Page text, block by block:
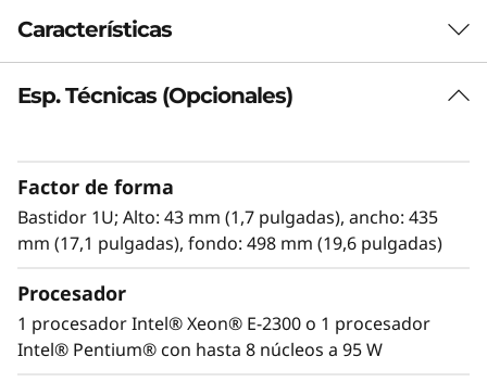
Características
Elevada fiabilidad y seguridad
rendimiento. Este servidor en bastidor con un
solo procesador y en formato compacto 1U
está diseñado para empresas en expansión o
Con un aumento del rendimiento de hasta un
17% en comparación con generaciones
Esp. Técnicas (Opcionales)
Factor de forma
Bastidor 1U; Alto: 43 mm (1,7 pulgadas), ancho: 435
mm (17,1 pulgadas), fondo: 498 mm (19,6 pulgadas)
Procesador
1 procesador Intel® Xeon® E-2300 o 1 procesador
Intel® Pentium® con hasta 8 núcleos a 95 W